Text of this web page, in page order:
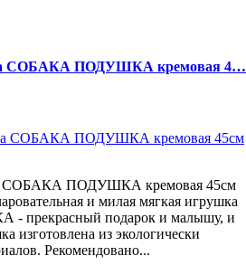
СОБАКА ПОДУШКА кремовая 4…
СОБАКА ПОДУШКА кремовая 45см
и милая мягкая игрушка
прекрасный подарок и малышу, и
изготовлена из экологически
Рекомендовано...